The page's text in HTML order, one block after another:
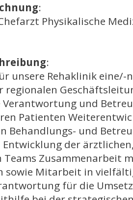
:
Physikalische
:
unsere Rehaklinik
regionalen
Verantwortung und
Patienten
Behandlungs- und
Entwicklung der
Teams Zusammenarbeit
sowie Mitarbeit in
für die